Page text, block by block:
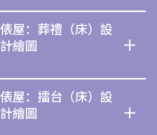
俵屋：葬禮（床）設
計繪圖
俵屋：擂台（床）設
計繪圖